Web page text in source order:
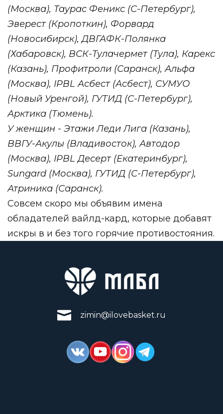
(Москва), Таурас Феникс (С-Петербург),
Эверест (Кропоткин), Форвард
(Новосибирск), ДВГАФК-Полянка
(Хабаровск), ВСК-Тулачермет (Тула), Карекс
(Казань), Профитроли (Саранск), Альфа
(Москва), IPBL Асбест (Асбест), СУМУО
(Новый Уренгой), ГУТИД (С-Петербург),
Арктика (Тюмень).
У женщин - Этажи Леди Лига (Казань),
ВВГУ-Акулы (Владивосток), Автодор
(Москва), IPBL Десерт (Екатеринбург),
Sungard (Москва), ГУТИД (С-Петербург),
Атриника (Саранск).
Совсем скоро мы объявим имена
обладателей вайлд-кард, которые добавят
искры в и без того горячие противостояния.
zimin@ilovebasket.ru